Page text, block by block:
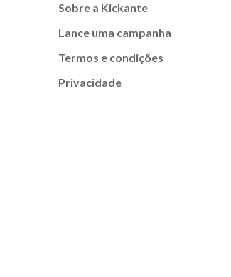
Sobre a Kickante
Lance uma campanha
Termos e condições
Privacidade